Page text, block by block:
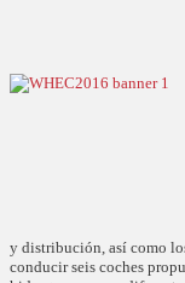
y distribución, así como
conducir seis coches